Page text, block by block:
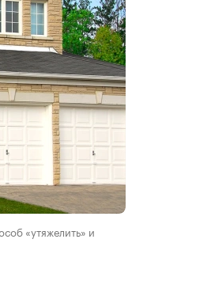
«утяжелить» и